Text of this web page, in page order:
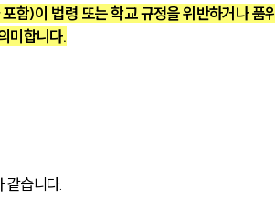
함)이 법령 또는 학교 규정을 위반하거나 품
미합니다.
같습니다.